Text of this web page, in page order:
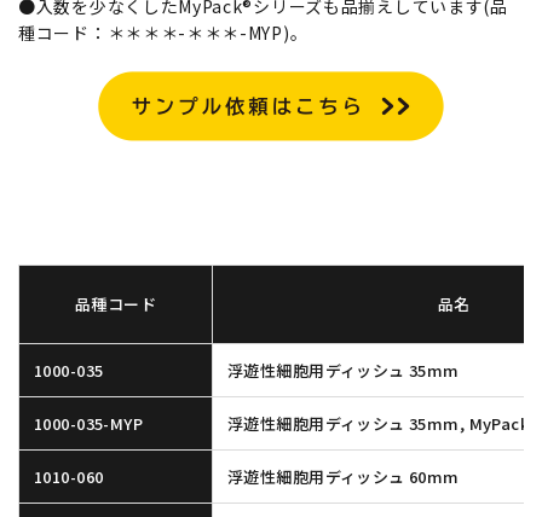
●入数を少なくしたMyPack®シリーズも品揃えしています(品
種コード：＊＊＊＊-＊＊＊-MYP)。
品種コード 品名
1000-035 浮遊性細胞用ディッシュ 35mm
1000-035-MYP 浮遊性細胞用ディッシュ 35mm, MyPack®
1010-060 浮遊性細胞用ディッシュ 60mm